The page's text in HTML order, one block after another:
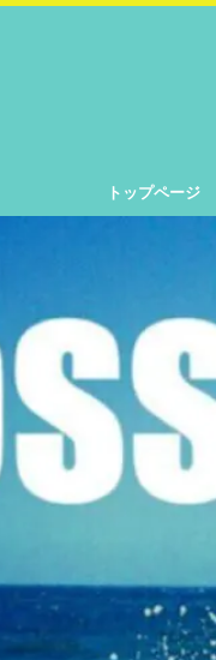
トップページ